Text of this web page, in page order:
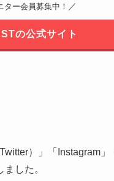
ター会員募集中！ ／
の公式サイト
）」「Instagram
した。